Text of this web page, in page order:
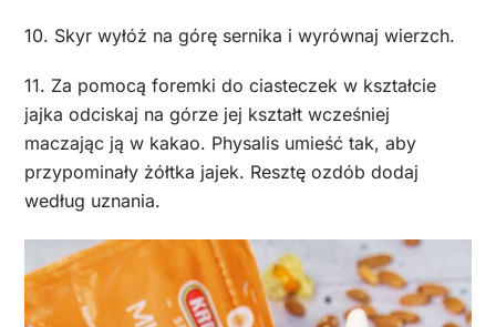
10. Skyr wyłóż na górę sernika i wyrównaj wierzch.
11. Za pomocą foremki do ciasteczek w kształcie
jajka odciskaj na górze jej kształt wcześniej
maczając ją w kakao. Physalis umieść tak, aby
przypominały żółtka jajek. Resztę ozdób dodaj
według uznania.